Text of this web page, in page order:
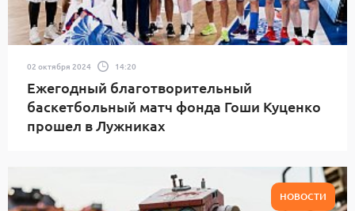
02 октября 2024 14:20
Ежегодный благотворительный
баскетбольный матч фонда Гоши Куценко
прошел в Лужниках
НОВОСТИ